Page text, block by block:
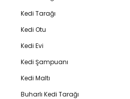
Kedi Tarağı
Kedi Otu
Kedi Evi
Kedi Şampuanı
Kedi Maltı
Buharlı Kedi Tarağı